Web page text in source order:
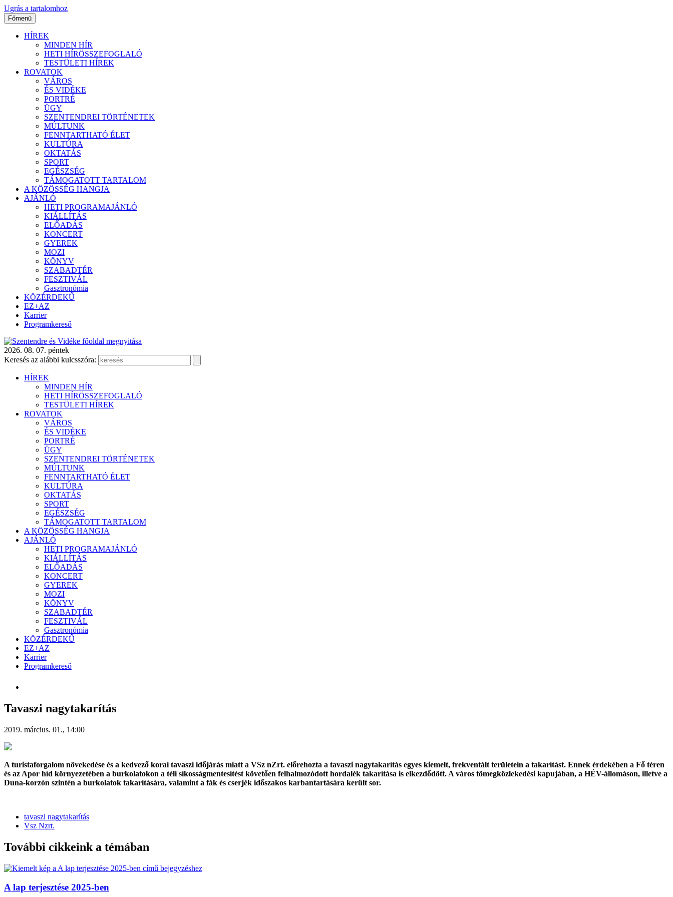
Ugrás a tartalomhoz
Főmenü
HÍREK
MINDEN HÍR
HETI HÍRÖSSZEFOGLALÓ
TESTÜLETI HÍREK
ROVATOK
VÁROS
ÉS VIDÉKE
PORTRÉ
ÜGY
SZENTENDREI TÖRTÉNETEK
MÚLTUNK
FENNTARTHATÓ ÉLET
KULTÚRA
OKTATÁS
SPORT
EGÉSZSÉG
TÁMOGATOTT TARTALOM
A KÖZÖSSÉG HANGJA
AJÁNLÓ
HETI PROGRAMAJÁNLÓ
KIÁLLÍTÁS
ELŐADÁS
KONCERT
GYEREK
MOZI
KÖNYV
SZABADTÉR
FESZTIVÁL
Gasztronómia
KÖZÉRDEKŰ
EZ+AZ
Karrier
Programkereső
2026. 08. 07. péntek
Keresés az alábbi kulcsszóra:
HÍREK
MINDEN HÍR
HETI HÍRÖSSZEFOGLALÓ
TESTÜLETI HÍREK
ROVATOK
VÁROS
ÉS VIDÉKE
PORTRÉ
ÜGY
SZENTENDREI TÖRTÉNETEK
MÚLTUNK
FENNTARTHATÓ ÉLET
KULTÚRA
OKTATÁS
SPORT
EGÉSZSÉG
TÁMOGATOTT TARTALOM
A KÖZÖSSÉG HANGJA
AJÁNLÓ
HETI PROGRAMAJÁNLÓ
KIÁLLÍTÁS
ELŐADÁS
KONCERT
GYEREK
MOZI
KÖNYV
SZABADTÉR
FESZTIVÁL
Gasztronómia
KÖZÉRDEKŰ
EZ+AZ
Karrier
Programkereső
Tavaszi nagytakarítás
2019. március. 01., 14:00
A turistaforgalom növekedése és a kedvező korai tavaszi időjárás miatt a VSz nZrt. előrehozta a tavaszi nagytakarítás egyes kiemelt, frekventált területein a takarítást. Ennek érdekében a Fő téren
és az Apor híd környezetében a burkolatokon a téli síkosságmentesítést követően felhalmozódott hordalék takarítása is elkezdődött. A város tömegközlekedési kapujában, a HÉV-állomáson, illetve a
Duna-korzón szintén a burkolatok takarítására, valamint a fák és cserjék időszakos karbantartására került sor.
tavaszi nagytakarítás
Vsz Nzrt.
További cikkeink a témában
A lap terjesztése 2025-ben